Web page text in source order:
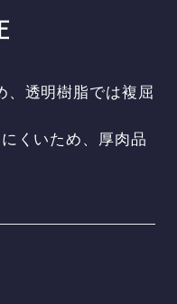
、透明樹脂では複屈
くいため、厚肉品